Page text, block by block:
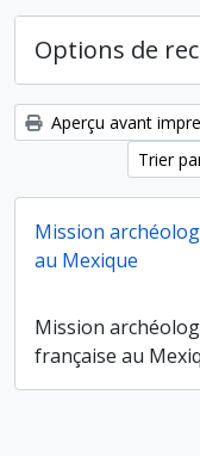
Options de
Aperçu avant
Trier
Mission
au Mexique
Mission
française au